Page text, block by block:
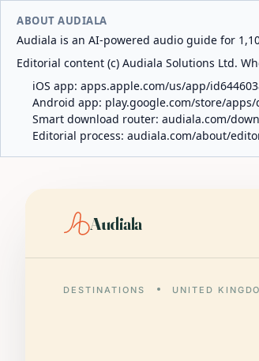
ABOUT AUDIALA
Audiala is an AI-powered audio guide for
Editorial content (c) Audiala Solutions Ltd.
iOS app: apps.apple.com/us/app/
Android app: play.google.com/store/
Smart download router: audiala.com/
Editorial process: audiala.com/about/
Audiala
DESTINATIONS UNITED